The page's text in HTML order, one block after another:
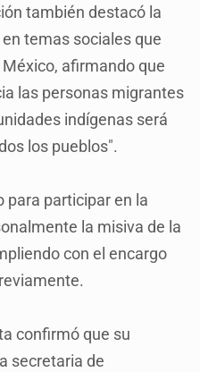
también destacó la
temas sociales que
afirmando que
las personas migrantes
indígenas será
los pueblos".
para participar en la
la misiva de la
con el encargo
confirmó que su
secretaria de